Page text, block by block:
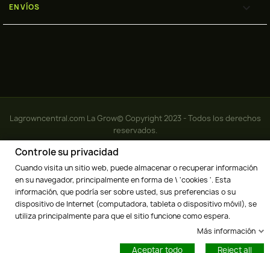
ENVÍOS 
Lagrowncentral.com La Grow© Copyright 2023 - Todos los derechos
reservados.
info@lagrowcentral.com
Controle su privacidad
Cuando visita un sitio web, puede almacenar o recuperar información
en su navegador, principalmente en forma de \ 'cookies '. Esta
información, que podría ser sobre usted, sus preferencias o su
dispositivo de Internet (computadora, tableta o dispositivo móvil), se
utiliza principalmente para que el sitio funcione como espera.
Más información
Aceptar todo Reject all